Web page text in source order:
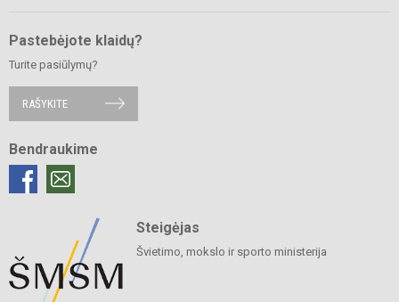
Pastebėjote klaidų?
Turite pasiūlymų?
RAŠYKITE
Bendraukime
Steigėjas
Švietimo, mokslo ir sporto ministerija